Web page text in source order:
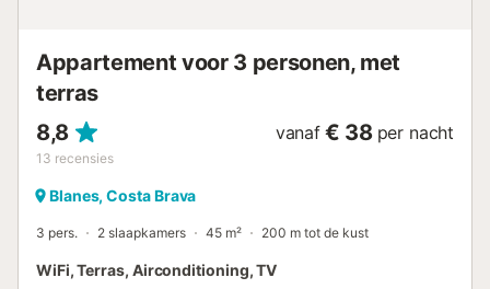
Appartement voor 3 personen, met
terras
8,8
13 recensies
vanaf € 38 per nacht
Blanes, Costa Brava
3 pers. 2 slaapkamers 45 m² 200 m tot de kust
WiFi, Terras, Airconditioning, TV